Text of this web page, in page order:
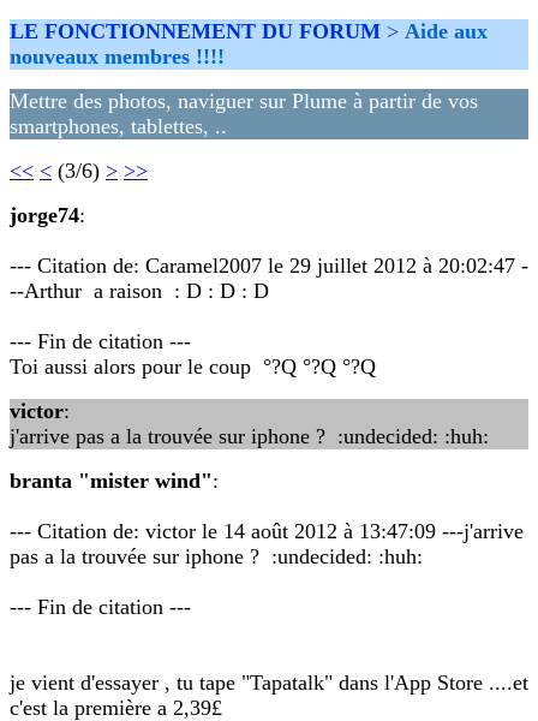
LE FONCTIONNEMENT DU FORUM > Aide aux
nouveaux membres !!!!
Mettre des photos, naviguer sur Plume à partir de vos
smartphones, tablettes, ..
<< < (3/6) > >>
jorge74:
--- Citation de: Caramel2007 le 29 juillet 2012 à 20:02:47 -
--Arthur a raison : D : D : D
--- Fin de citation ---
Toi aussi alors pour le coup °?Q °?Q °?Q
victor:
j'arrive pas a la trouvée sur iphone ? :undecided: :huh:
branta "mister wind":
--- Citation de: victor le 14 août 2012 à 13:47:09 ---j'arrive
pas a la trouvée sur iphone ? :undecided: :huh:
--- Fin de citation ---
je vient d'essayer , tu tape "Tapatalk" dans l'App Store ....et
c'est la première a 2,39£